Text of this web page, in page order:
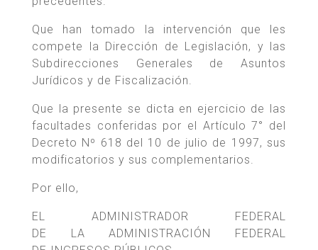
Que han tomado la intervención que les
compete la Dirección de Legislación, y las
Subdirecciones Generales de Asuntos
Jurídicos y de Fiscalización.
Que la presente se dicta en ejercicio de las
facultades conferidas por el Artículo 7° del
Decreto Nº 618 del 10 de julio de 1997, sus
modificatorios y sus complementarios.
Por ello,
EL ADMINISTRADOR FEDERAL
DE LA ADMINISTRACIÓN FEDERAL